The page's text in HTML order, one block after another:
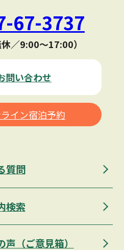
67-3737
休／9:00〜17:00）
問い合わせ
イン宿泊予約
質問
検索
声（ご意見箱）